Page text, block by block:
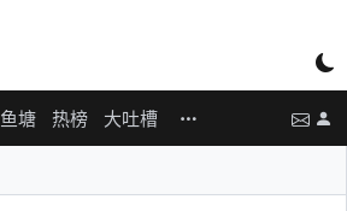
鱼塘 热榜 大吐槽